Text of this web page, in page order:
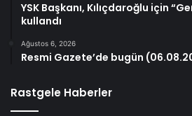
YSK Başkanı, Kılıçdaroğlu için
kullandı
Ağustos 6, 2026
Resmi Gazete’de bugün
Rastgele Haberler